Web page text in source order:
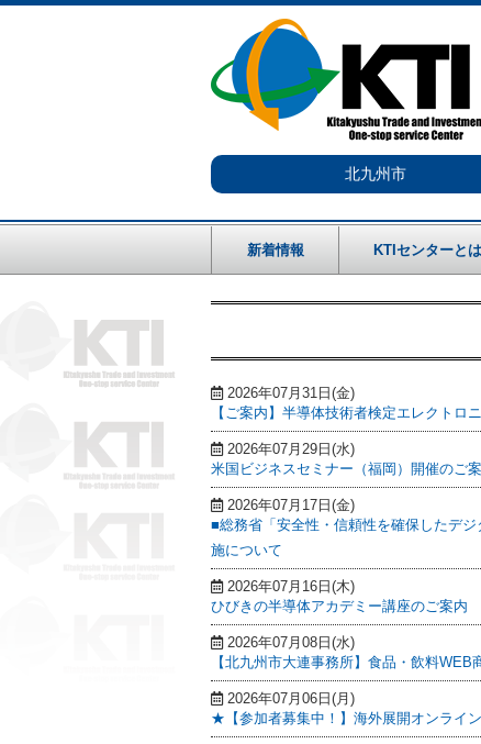
北九州市
新着情報 KTIセンターとは
2026年07月31日(金)
【ご案内】半導体技術者検定エレクトロ
2026年07月29日(水)
米国ビジネスセミナー（福岡）開催のご
2026年07月17日(金)
■総務省「安全性・信頼性を確保したデ
施について
2026年07月16日(木)
ひびきの半導体アカデミー講座のご案
2026年07月08日(水)
【北九州市大連事務所】食品・飲料
2026年07月06日(月)
★【参加者募集中！】海外展開オンライ